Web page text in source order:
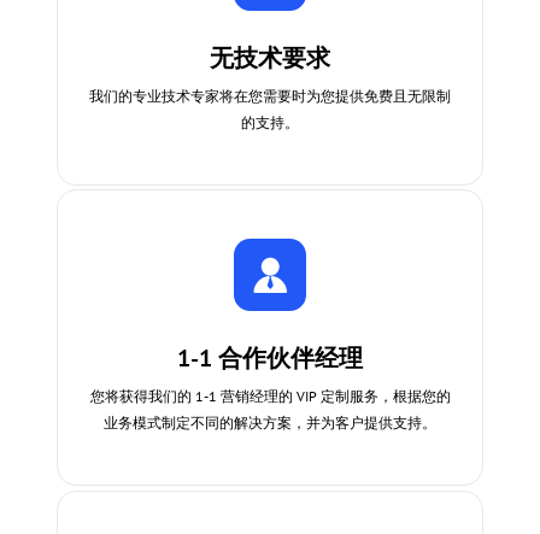
无技术要求
我们的专业技术专家将在您需要时为您提供免费且无限制
的支持。
1-1 合作伙伴经理
您将获得我们的 1-1 营销经理的 VIP 定制服务，根据您的
业务模式制定不同的解决方案，并为客户提供支持。